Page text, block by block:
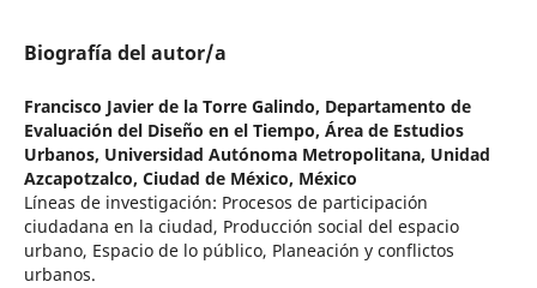
Biografía del autor/a
Francisco Javier de la Torre Galindo, Departamento de
Evaluación del Diseño en el Tiempo, Área de Estudios
Urbanos, Universidad Autónoma Metropolitana, Unidad
Azcapotzalco, Ciudad de México, México
Líneas de investigación: Procesos de participación
ciudadana en la ciudad, Producción social del espacio
urbano, Espacio de lo público, Planeación y conflictos
urbanos.